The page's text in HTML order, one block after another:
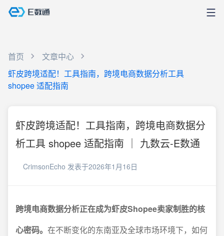
首页
文章中心
虾皮跨境适配！工具指南，跨境电商数据分析工具
shopee 适配指南
虾皮跨境适配！工具指南，跨境电商数据分
析工具 shopee 适配指南 ｜ 九数云-E数通
CrimsonEcho 发表于2026年1月16日
跨境电商数据分析正在成为虾皮Shopee卖家制胜的核
心密码。 在不断变化的东南亚及全球市场环境下，如何